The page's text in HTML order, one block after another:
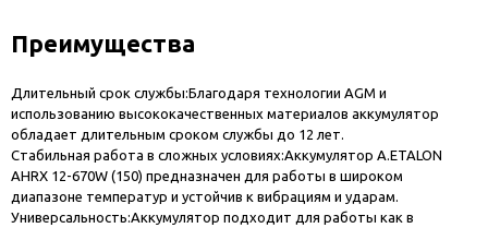
Преимущества
Длительный срок службы:Благодаря технологии AGM и
использованию высококачественных материалов аккумулятор
обладает длительным сроком службы до 12 лет.
Стабильная работа в сложных условиях:Аккумулятор A.ETALON
AHRX 12-670W (150) предназначен для работы в широком
диапазоне температур и устойчив к вибрациям и ударам.
Универсальность:Аккумулятор подходит для работы как в